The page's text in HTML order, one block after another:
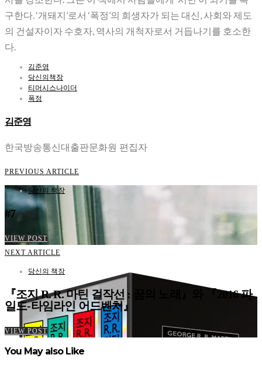
구한다. ‘개돼지’로서 ‘폭정’의 희생자가 되는 대신, 사회와 제도
의 건설자이자 수호자, 역사의 개척자로서 거듭나기를 호소한
다.
김준영
당신의책장
티머시스나이더
폭정
김준영
한국방송통신대출판문화원 편집자
PREVIOUS ARTICLE
당신의 책장
#7
VIEW POST
NEXT ARTICLE
당신의 책장
『조지 R. R. 마틴 걸작선 : 꿈의 노래』와 『2016 파
일드-타임라인 어드벤처』
VIEW POST
You May also Like